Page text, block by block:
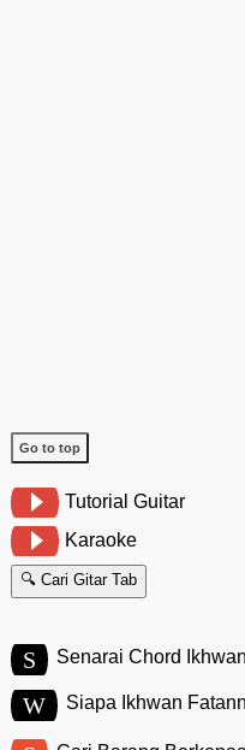
Go to top
Tutorial Guitar
Karaoke
🔍 Cari Gitar Tab
S Senarai Chord
W Siapa Ikhwan